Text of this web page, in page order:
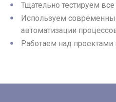
Тщательно тестируем
Используем
автоматизации
Работаем над проектами